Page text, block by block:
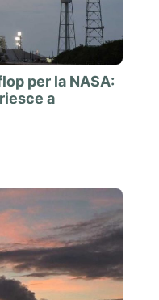
per la NASA:
a